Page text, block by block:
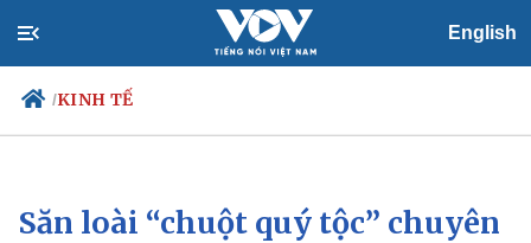
English
/KINH TẾ
Chính trị
Xã hội
Săn loài “chuột quý tộc” chuyên